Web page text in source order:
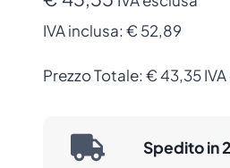
IVA inclusa: € 52,89
Prezzo Totale: €43,35
Spedito in